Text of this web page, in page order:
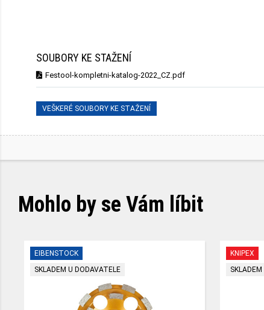
SOUBORY KE STAŽENÍ
Festool-kompletni-katalog-2022_CZ.pdf
VEŠKERÉ SOUBORY KE STAŽENÍ
Mohlo by se Vám líbit
SKLADEM U DODAVATELE
EIBENSTOCK
SKLADEM
KNIPEX